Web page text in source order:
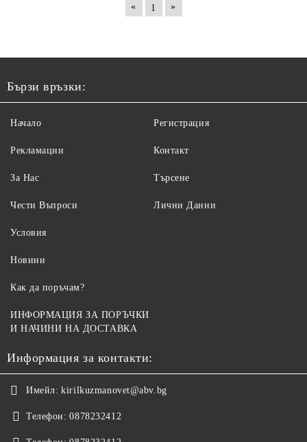
«
1 »
Бързи връзки:
Начало
Рекламации
За Нас
Чести Въпроси
Регистрация
Контакт
Търсене
Лични Данни
Условия
Новини
Как да поръчам?
ИНФОРМАЦИЯ ЗА ПОРЪЧКИ
И НАЧИНИ НА ДОСТАВКА
Информация за контакти:
Имейл: kirilkuzmanovet@abv.bg
Телефон: 0878232412